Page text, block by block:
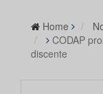
Home
CODAP
discente